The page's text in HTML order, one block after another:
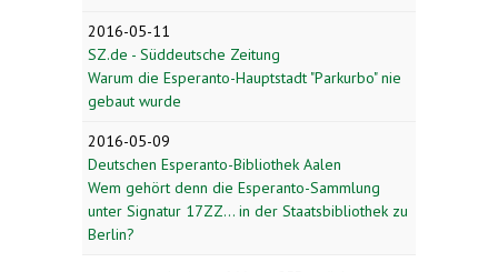
2016-05-11
SZ.de - Süddeutsche Zeitung
Warum die Esperanto-Hauptstadt "Parkurbo" nie
gebaut wurde
2016-05-09
Deutschen Esperanto-Bibliothek Aalen
Wem gehört denn die Esperanto-Sammlung
unter Signatur 17ZZ... in der Staatsbibliothek zu
Berlin?